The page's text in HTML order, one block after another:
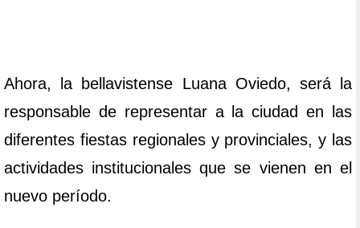
Ahora, la bellavistense Luana Oviedo, será la
responsable de representar a la ciudad en las
diferentes fiestas regionales y provinciales, y las
actividades institucionales que se vienen en el
nuevo período.